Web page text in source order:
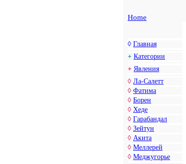
Home
◊ Главная
+ Категории
+ Явления
◊ Ла-Салетт
◊ Фатима
◊ Борен
◊ Хеде
◊ Гарабандал
◊ Зейтун
◊ Акита
◊ Меллерей
◊ Меджугорье